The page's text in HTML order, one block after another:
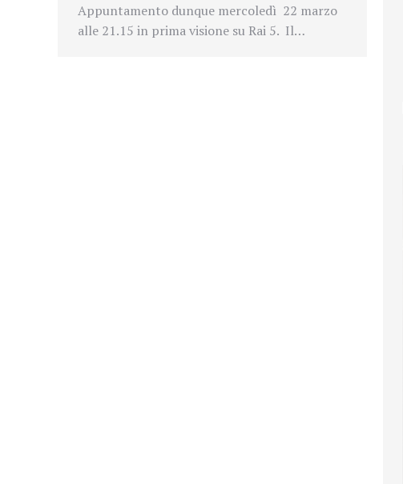
Appuntamento dunque mercoledì 22 marzo
alle 21.15 in prima visione su Rai 5. Il…